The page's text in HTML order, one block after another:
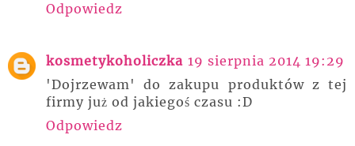
Odpowiedz
kosmetykoholiczka 19 sierpnia 2014 19:29
'Dojrzewam' do zakupu produktów z tej
firmy już od jakiegoś czasu :D
Odpowiedz